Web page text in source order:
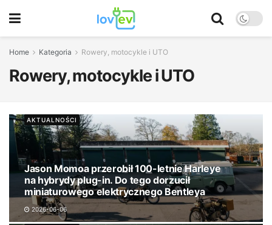
Home Kategoria Rowery, motocykle i UTO
Rowery, motocykle i UTO
AKTUALNOŚCI
Jason Momoa przerobił 100-letnie Harleye
na hybrydy plug-in. Do tego dorzucił
miniaturowego elektrycznego Bentleya
2026-06-06